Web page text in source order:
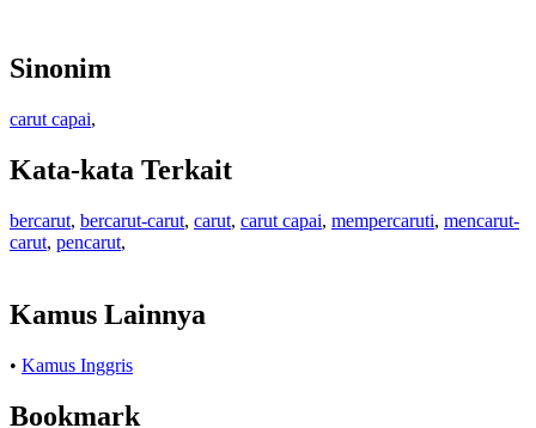
Sinonim
carut capai,
Kata-kata Terkait
bercarut, bercarut-carut, carut, carut capai, mempercaruti, mencarut-
carut, pencarut,
Kamus Lainnya
• Kamus Inggris
Bookmark